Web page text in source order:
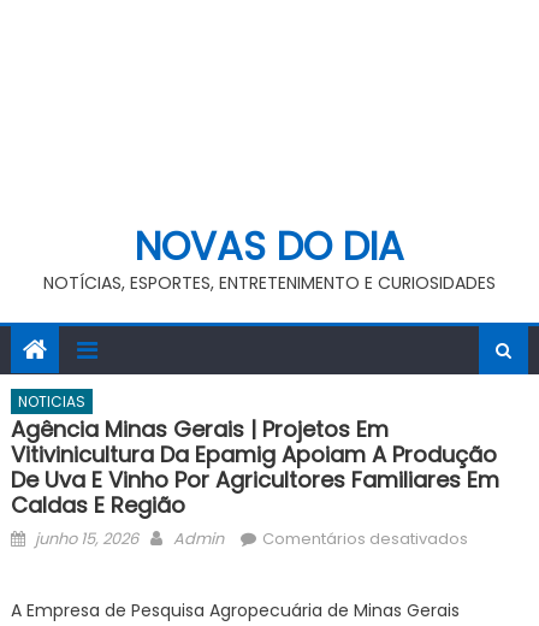
NOVAS DO DIA
NOTÍCIAS, ESPORTES, ENTRETENIMENTO E CURIOSIDADES
NOTICIAS
Agência Minas Gerais | Projetos Em
Vitivinicultura Da Epamig Apoiam A Produção
De Uva E Vinho Por Agricultores Familiares Em
Caldas E Região
Posted
junho 15, 2026 Author
Admin Comentários desativadosem
A Empresa de Pesquisa Agropecuária de Minas Gerais